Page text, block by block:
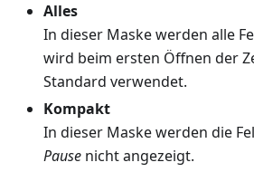
Alles
In dieser Maske werden alle
wird beim ersten Öffnen der
Standard verwendet.
Kompakt
In dieser Maske werden die
Pause nicht angezeigt.